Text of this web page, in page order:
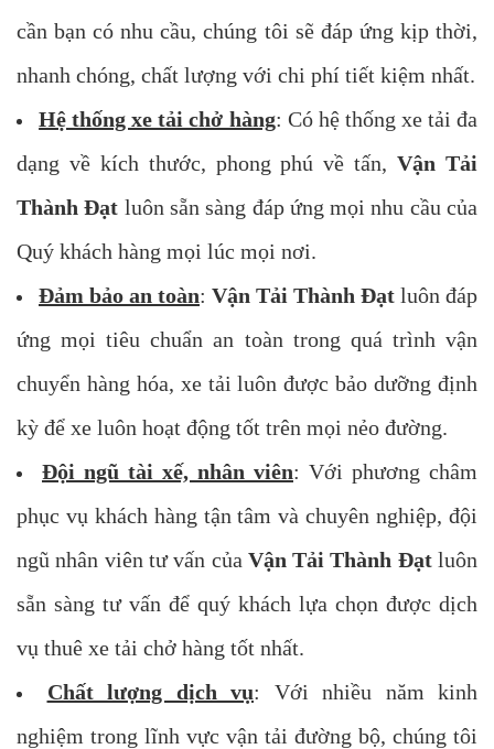
cần bạn có nhu cầu, chúng tôi sẽ đáp ứng kịp thời,
nhanh chóng, chất lượng với chi phí tiết kiệm nhất.
Hệ thống xe tải chở hàng: Có hệ thống xe tải đa
dạng về kích thước, phong phú về tấn,Vận Tải
Thành Đạt luôn sẵn sàng đáp ứng mọi nhu cầu của
Quý khách hàng mọi lúc mọi nơi.
Đảm bảo an toàn: Vận Tải Thành Đạt luôn đáp
ứng mọi tiêu chuẩn an toàn trong quá trình vận
chuyển hàng hóa, xe tải luôn được bảo dưỡng định
kỳ để xe luôn hoạt động tốt trên mọi nẻo đường.
Đội ngũ tài xế, nhân viên: Với phương châm
phục vụ khách hàng tận tâm và chuyên nghiệp, đội
ngũ nhân viên tư vấn của Vận Tải Thành Đạtluôn
sẵn sàng tư vấn để quý khách lựa chọn được dịch
vụ thuê xe tải chở hàng tốt nhất.
Chất lượng dịch vụ: Với nhiều năm kinh
nghiệm trong lĩnh vực vận tải đường bộ, chúng tôi